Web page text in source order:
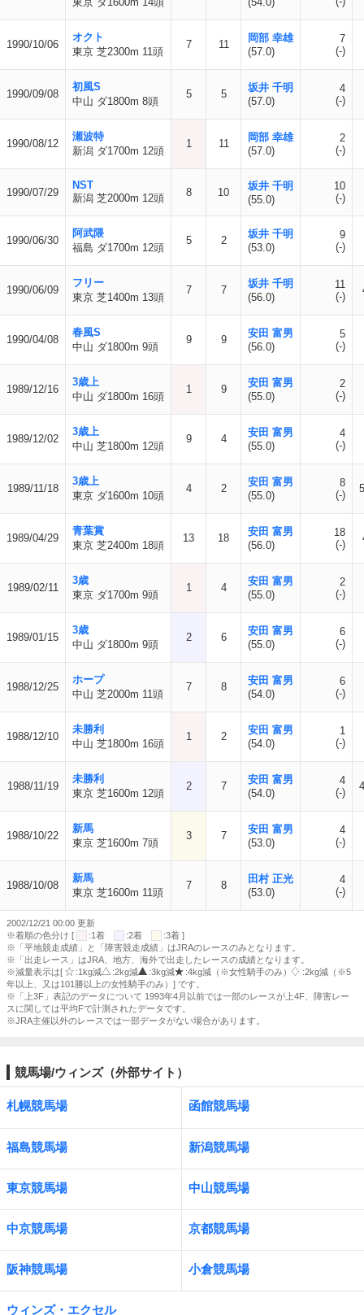
1990/10/06
オクト
東京 芝2300m 11頭
7 11
岡部 幸雄
(57.0)
7
(-)
1990/09/08
初風S
中山 ダ1800m 8頭
5 5
坂井 千明
(57.0)
4
(-)
1990/08/12
瀬波特
新潟 ダ1700m 12頭
1 11
岡部 幸雄
(57.0)
2
(-)
1990/07/29
NST
新潟 芝2000m 12頭
8 10
坂井 千明
(55.0)
10
(-)
1990/06/30
阿武隈
福島 ダ1700m 12頭
5 2
坂井 千明
(53.0)
9
(-)
1990/06/09
フリー
東京 芝1400m 13頭
7 7
坂井 千明
(56.0)
11
(-)
1990/04/08
春風S
中山 ダ1800m 9頭
9 9
安田 富男
(56.0)
5
(-)
1989/12/16
3歳上
中山 ダ1800m 16頭
1 9
安田 富男
(55.0)
2
(-)
1989/12/02
3歳上
中山 芝1800m 12頭
9 4
安田 富男
(55.0)
4
(-)
1989/11/18
3歳上
東京 ダ1600m 10頭
4 2
安田 富男
(55.0)
8
(-)
1989/04/29
青葉賞
東京 芝2400m 18頭
13 18
安田 富男
(56.0)
18
(-)
1989/02/11
3歳
東京 ダ1700m 9頭
1 4
安田 富男
(55.0)
2
(-)
1989/01/15
3歳
中山 ダ1800m 9頭
2 6
安田 富男
(55.0)
6
(-)
1988/12/25
ホープ
中山 芝2000m 11頭
7 8
安田 富男
(54.0)
6
(-)
1988/12/10
未勝利
中山 芝1800m 16頭
1 2
安田 富男
(54.0)
1
(-)
1988/11/19
未勝利
東京 芝1600m 12頭
2 7
安田 富男
(54.0)
4
(-)
1988/10/22
新馬
東京 芝1600m 7頭
3 7
安田 富男
(53.0)
4
(-)
1988/10/08
新馬
東京 芝1600m 11頭
7 8
田村 正光
(53.0)
4
(-)
2002/12/21 00:00 更新
※着順の色分け [
:1着 :2着
:3着 ]
※「平地競走成績」と「障害競走成績」はJRAのレースのみとなります。
※「出走レース」はJRA、地方、海外で出走したレースの成績となります。
※減量表示は[
:1kg減 :2kg減 :3kg減 :4kg減（※女性騎手のみ）
:2kg減（※5
年以上、又は101勝以上の女性騎手のみ）] です。
※「上3F」表記のデータについて 1993年4月以前では一部のレースが上4F、障害レー
スに関しては平均Fで計測されたデータです。
※JRA主催以外のレースでは一部データがない場合があります。
競馬場/ウィンズ（外部サイト）
札幌競馬場 函館競馬場
福島競馬場 新潟競馬場
東京競馬場 中山競馬場
中京競馬場 京都競馬場
阪神競馬場 小倉競馬場
ウィンズ・エクセル